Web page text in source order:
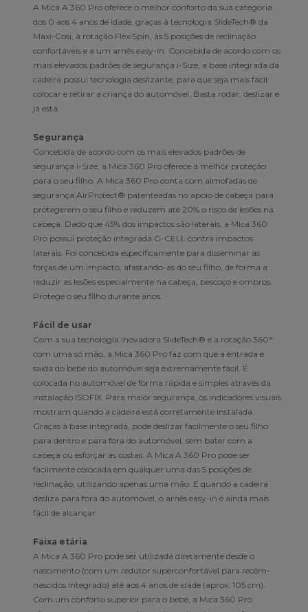
A Mica A 360 Pro oferece o melhor conforto da sua categoria
dos 0 aos 4 anos de idade, graças à tecnologia SlideTech® da
Maxi-Cosi, à rotação FlexiSpin, às 5 posições de reclinação
confortáveis e a um arnês easy-in. Concebida de acordo com os
mais elevados padrões de segurança i-Size, a base integrada da
cadeira possui tecnologia deslizante, para que seja mais fácil
colocar e retirar a criança do automóvel. Basta rodar, deslizar e
já está.
Segurança
Concebida de acordo com os mais elevados padrões de
segurança i-Size, a Mica 360 Pro oferece a melhor proteção
para o seu filho. A Mica 360 Pro conta com almofadas de
segurança AirProtect® patenteadas no apoio de cabeça para
protegerem o seu filho e reduzem até 20% o risco de lesões na
cabeça. Dado que 45% dos impactos são laterais, a Mica 360
Pro possui proteção integrada G-CELL contra impactos
laterais. Foi concebida especificamente para disseminar as
forças de um impacto, afastando-as do seu filho, de forma a
reduzir as lesões especialmente na cabeça, pescoço e ombros.
Protege o seu filho durante anos.
Fácil de usar
Com a sua tecnologia inovadora SlideTech® e a rotação 360°
com uma só mão, a Mica 360 Pro faz com que a entrada e
saída do bebé do automóvel seja extremamente fácil. É
colocada no automóvel de forma rápida e simples através da
instalação ISOFIX. Para maior segurança, os indicadores visuais
mostram quando a cadeira está corretamente instalada.
Graças à base integrada, pode deslizar facilmente o seu filho
para dentro e para fora do automóvel, sem bater com a
cabeça ou esforçar as costas. A Mica A 360 Pro pode ser
facilmente colocada em qualquer uma das 5 posições de
reclinação, utilizando apenas uma mão. E quando a cadeira
desliza para fora do automóvel, o arnês easy-in é ainda mais
fácil de alcançar.
Faixa etária
A Mica A 360 Pro pode ser utilizada diretamente desde o
nascimento (com um redutor superconfortável para recém-
nascidos integrado) até aos 4 anos de idade (aprox. 105 cm).
Com um conforto superior para o bebé, a Mica 360 Pro